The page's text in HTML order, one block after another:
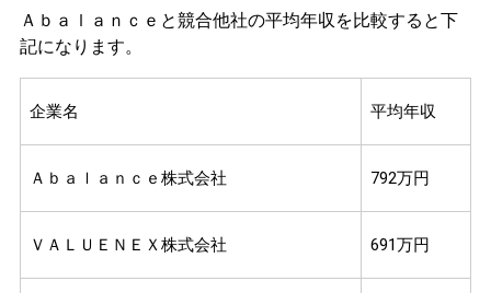
Ａｂａｌａｎｃｅと競合他社の平均年収を比較すると下
記になります。
企業名 平均年収
Ａｂａｌａｎｃｅ株式会社 792万円
ＶＡＬＵＥＮＥＸ株式会社 691万円